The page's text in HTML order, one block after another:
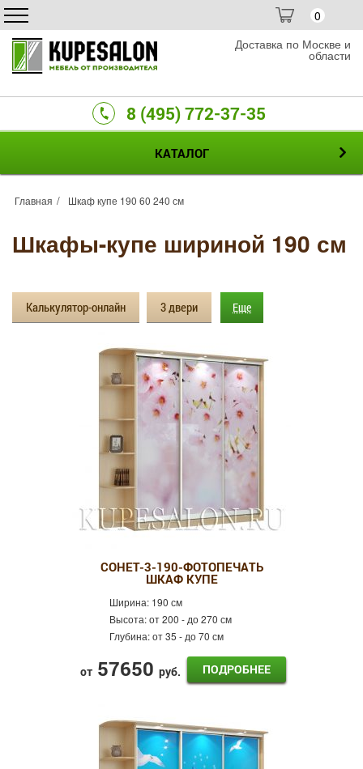
0
Доставка по Москве и
области
8 (495) 772-37-35
КАТАЛОГ
Главная Шкаф купе 190 60 240 см
Шкафы-купе шириной 190 см
Калькулятор-онлайн 3 двери
Фотопечать
Оракал
Кожа
Еще
СОНЕТ-3-190-ФОТОПЕЧАТЬ
ШКАФ КУПЕ
Ширина: 190 см
Высота:от 200 - до 270 см
Глубина:от 35 - до 70 см
от 57650 руб. ПОДРОБНЕЕ